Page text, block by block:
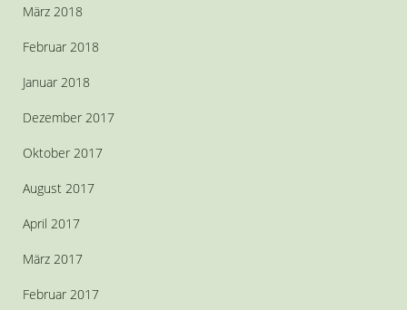
März 2018
Februar 2018
Januar 2018
Dezember 2017
Oktober 2017
August 2017
April 2017
März 2017
Februar 2017